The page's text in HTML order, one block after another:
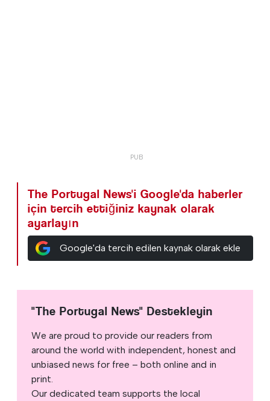
The Portugal News'i Google'da haberler
için tercih ettiğiniz kaynak olarak
ayarlayın
Google'da tercih edilen kaynak olarak ekle
"The Portugal News" Destekleyin
We are proud to provide our readers from
around the world with independent, honest and
unbiased news for free – both online and in
print.
Our dedicated team supports the local